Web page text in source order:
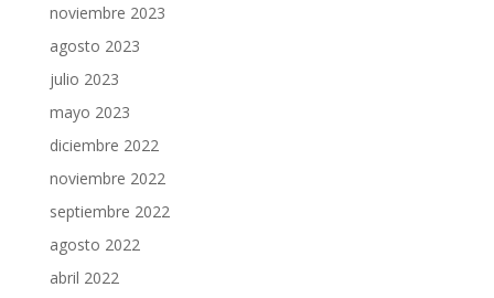
noviembre 2023
agosto 2023
julio 2023
mayo 2023
diciembre 2022
noviembre 2022
septiembre 2022
agosto 2022
abril 2022